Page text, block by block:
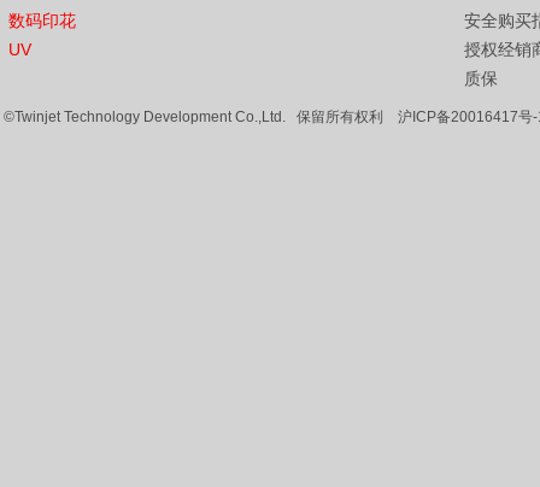
数码印花
UV
安全购买
授权经销
质保
©Twinjet Technology Development Co.,Ltd. 保留所有权利 沪ICP备20016417号